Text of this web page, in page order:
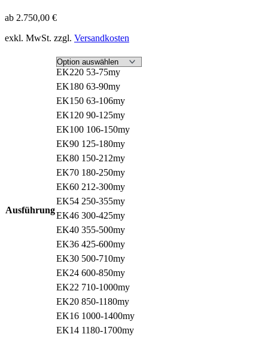
ab 2.750,00 €
exkl. MwSt. zzgl. Versandkosten
Ausführung
EK220 53-75my
EK180 63-90my
EK150 63-106my
EK120 90-125my
EK100 106-150my
EK90 125-180my
EK80 150-212my
EK70 180-250my
EK60 212-300my
EK54 250-355my
EK46 300-425my
EK40 355-500my
EK36 425-600my
EK30 500-710my
EK24 600-850my
EK22 710-1000my
EK20 850-1180my
EK16 1000-1400my
EK14 1180-1700my